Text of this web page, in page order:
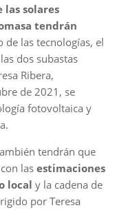
solares
tendrán
de las tecnologías, el
dos subastas
Ribera,
de 2021, se
fotovoltaica y
tendrán que
las estimaciones
local y la cadena de
por Teresa